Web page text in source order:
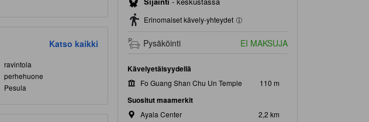
Katso kaikki
ravintola
perhehuone
Pesula
Erinomaiset kävely-yhteydet
Pysäköinti EI MAKSUJA
Kävelyetäisyydellä
Fo Guang Shan Chu Un Temple 110 m
Suositut maamerkit
Ayala Center
2,2 km